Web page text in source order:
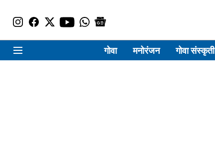
गोवा मनोरंजन गोवा संस्कृती